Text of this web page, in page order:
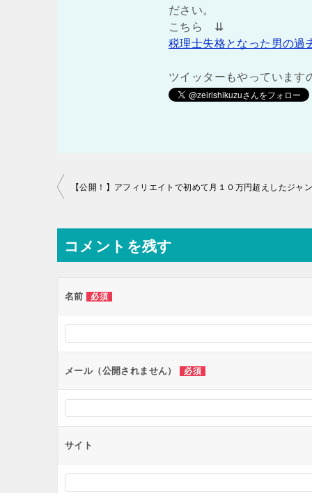
ださい。
こちら ⇊
税理士失格となった男の過
ツイッターもやっています
投
ナ
ビ
ー
ョ
ン
【公開！】アフィリエイトで初めて月１０万円超えしたジャ
コメントを残す
名前 必須
メール（公開されません） 必須
サイト